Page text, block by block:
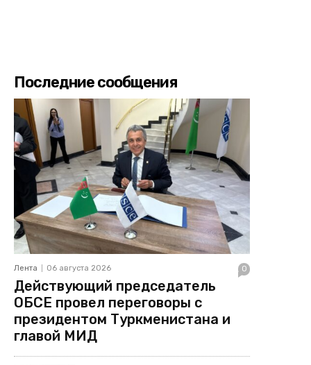
Последние сообщения
Лента 06 августа 2026 0
Действующий председатель
ОБСЕ провел переговоры с
президентом Туркменистана и
главой МИД